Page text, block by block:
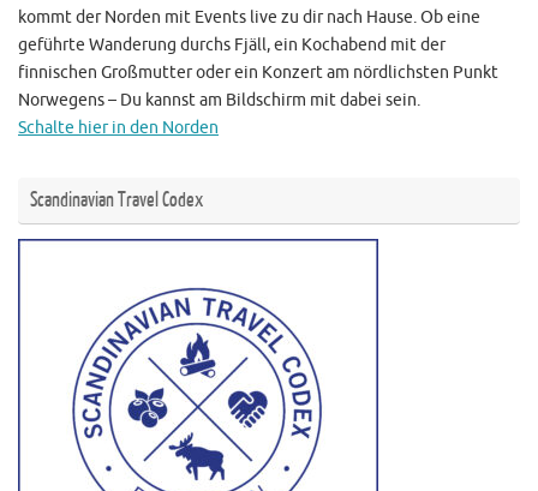
kommt der Norden mit Events live zu dir nach Hause. Ob eine
geführte Wanderung durchs Fjäll, ein Kochabend mit der
finnischen Großmutter oder ein Konzert am nördlichsten Punkt
Norwegens – Du kannst am Bildschirm mit dabei sein.
Schalte hier in den Norden
Scandinavian Travel Codex